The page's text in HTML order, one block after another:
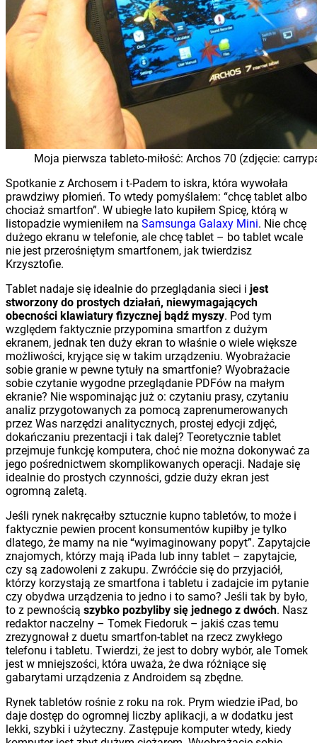
Moja pierwsza tableto-miłość: Archos 70 (zdjęcie:
Spotkanie z Archosem i t-Padem to iskra, która wywołała
prawdziwy płomień. To wtedy pomyślałem: “chcę tablet albo
chociaż smartfon”. W ubiegłe lato kupiłem Spicę, którą w
listopadzie wymieniłem na Samsunga Galaxy Mini. Nie chcę
dużego ekranu w telefonie, ale chcę tablet – bo tablet wcale
nie jest przerośniętym smartfonem, jak twierdzisz
Krzysztofie.
Tablet nadaje się idealnie do przeglądania sieci i jest
stworzony do prostych działań, niewymagających
obecności klawiatury fizycznej bądź myszy. Pod tym
względem faktycznie przypomina smartfon z dużym
ekranem, jednak ten duży ekran to właśnie o wiele większe
możliwości, kryjące się w takim urządzeniu. Wyobrażacie
sobie granie w pewne tytuły na smartfonie? Wyobrażacie
sobie czytanie wygodne przeglądanie PDFów na małym
ekranie? Nie wspominając już o: czytaniu prasy, czytaniu
analiz przygotowanych za pomocą zaprenumerowanych
przez Was narzędzi analitycznych, prostej edycji zdjęć,
dokańczaniu prezentacji i tak dalej? Teoretycznie tablet
przejmuje funkcję komputera, choć nie można dokonywać za
jego pośrednictwem skomplikowanych operacji. Nadaje się
idealnie do prostych czynności, gdzie duży ekran jest
ogromną zaletą.
Jeśli rynek nakręcałby sztucznie kupno tabletów, to może i
faktycznie pewien procent konsumentów kupiłby je tylko
dlatego, że mamy na nie “wyimaginowany popyt”. Zapytajcie
znajomych, którzy mają iPada lub inny tablet – zapytajcie,
czy są zadowoleni z zakupu. Zwróćcie się do przyjaciół,
którzy korzystają ze smartfona i tabletu i zadajcie im pytanie
czy obydwa urządzenia to jedno i to samo? Jeśli tak by było,
to z pewnością szybko pozbyliby się jednego z dwóch. Nasz
redaktor naczelny – Tomek Fiedoruk – jakiś czas temu
zrezygnował z duetu smartfon-tablet na rzecz zwykłego
telefonu i tabletu. Twierdzi, że jest to dobry wybór, ale Tomek
jest w mniejszości, która uważa, że dwa różniące się
gabarytami urządzenia z Androidem są zbędne.
Rynek tabletów rośnie z roku na rok. Prym wiedzie iPad, bo
daje dostęp do ogromnej liczby aplikacji, a w dodatku jest
lekki, szybki i użyteczny. Zastępuje komputer wtedy, kiedy